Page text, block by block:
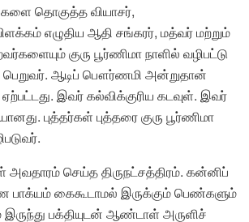
தொகுத்த வியாசர்,
எழுதிய ஆதி சங்கரர், மத்வர் மற்றும்
குரு பூர்ணிமா நாளில் வழிபட்டு
பெறுவர். ஆடிப் பௌர்ணமி அன்றுதான்
இவர் கல்விக்குரிய கடவுள். இவர்
புத்தர்கள் புத்தரை குரு பூர்ணிமா
செய்த திருநட்சத்திரம். கன்னிப்
பாக்யம் கைகூடாமல் இருக்கும் பெண்களும்
இருந்து பக்தியுடன் ஆண்டாள் அருளிச்